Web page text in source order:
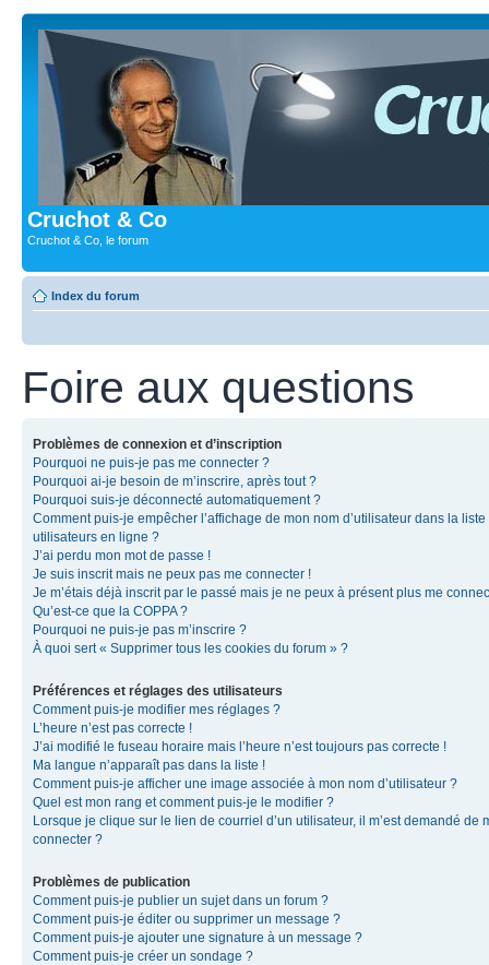
Cruchot & Co
Cruchot & Co, le forum
Index du forum
Foire aux questions
Problèmes de connexion et d’inscription
Pourquoi ne puis-je pas me connecter ?
Pourquoi ai-je besoin de m’inscrire, après tout ?
Pourquoi suis-je déconnecté automatiquement ?
Comment puis-je empêcher l’affichage de mon nom d’utilisateur dans la liste
utilisateurs en ligne ?
J’ai perdu mon mot de passe !
Je suis inscrit mais ne peux pas me connecter !
Je m’étais déjà inscrit par le passé mais je ne peux à présent plus me
Qu’est-ce que la COPPA ?
Pourquoi ne puis-je pas m’inscrire ?
À quoi sert « Supprimer tous les cookies du forum » ?
Préférences et réglages des utilisateurs
Comment puis-je modifier mes réglages ?
L’heure n’est pas correcte !
J’ai modifié le fuseau horaire mais l’heure n’est toujours pas correcte !
Ma langue n’apparaît pas dans la liste !
Comment puis-je afficher une image associée à mon nom d’utilisateur ?
Quel est mon rang et comment puis-je le modifier ?
Lorsque je clique sur le lien de courriel d’un utilisateur, il m’est demandé de
connecter ?
Problèmes de publication
Comment puis-je publier un sujet dans un forum ?
Comment puis-je éditer ou supprimer un message ?
Comment puis-je ajouter une signature à un message ?
Comment puis-je créer un sondage ?